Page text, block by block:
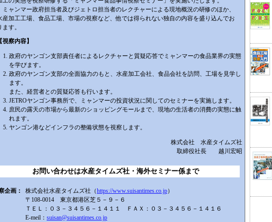
ャンマー政府担当者及びジェトロ担当者のレクチャーによる現地概況の研修のほか、
産加工工場、食品工場、市場の視察など、他では得られない独自の内容を盛り込んでお
ます。
視察内容】
政府のヤンゴン支部責任者によるレクチャーと質疑応答でミャンマーの食品業界の実態
を学びます。
政府のヤンゴン支部の全面協力のもと、水産加工会社、食品会社を訪問、工場を見学し
ます。
また、経営者との質疑応答も行います。
JETROヤンゴン事務所で、ミャンマーの投資状況に関してのセミナーを実施します。
庶民の露天の市場から最新のショッピングモールまで、現地の生活者の消費の実態に触
れます。
ヤンゴン港などインフラの整備状態を視察します。
株式会社 水産タイムズ社
取締役社長 越川宏昭
お問い合わせは水産タイムズ社・海外セミナー係まで
企画： 株式会社水産タイムズ社（https://www.suisantimes.co.jp）
〒108-0014 東京都港区芝５－９－６
ＴＥＬ：０３－３４５６－１４１１ ＦＡＸ：０３－３４５６－１４１６
E-meil： suisan@suisantimes.co.jp